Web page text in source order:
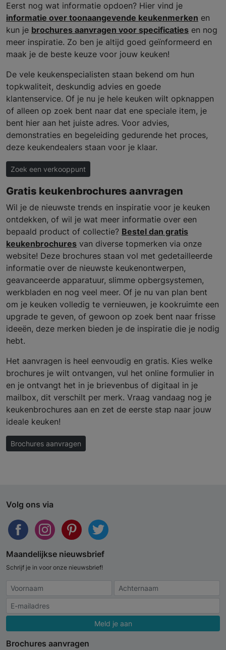
Eerst nog wat informatie opdoen? Hier vind je
informatie over toonaangevende keukenmerken en
kun je brochures aanvragen voor specificaties en nog
meer inspiratie. Zo ben je altijd goed geïnformeerd en
maak je de beste keuze voor jouw keuken!
De vele keukenspecialisten staan bekend om hun
topkwaliteit, deskundig advies en goede
klantenservice. Of je nu je hele keuken wilt opknappen
of alleen op zoek bent naar dat ene speciale item, je
bent hier aan het juiste adres. Voor advies,
demonstraties en begeleiding gedurende het proces,
deze keukendealers staan voor je klaar.
Zoek een verkooppunt
Gratis keukenbrochures aanvragen
Wil je de nieuwste trends en inspiratie voor je keuken
ontdekken, of wil je wat meer informatie over een
bepaald product of collectie? Bestel dan gratis
keukenbrochures van diverse topmerken via onze
website! Deze brochures staan vol met gedetailleerde
informatie over de nieuwste keukenontwerpen,
geavanceerde apparatuur, slimme opbergsystemen,
werkbladen en nog veel meer. Of je nu van plan bent
om je keuken volledig te vernieuwen, je kookruimte een
upgrade te geven, of gewoon op zoek bent naar frisse
ideeën, deze merken bieden je de inspiratie die je nodig
hebt.
Het aanvragen is heel eenvoudig en gratis. Kies welke
brochures je wilt ontvangen, vul het online formulier in
en je ontvangt het in je brievenbus of digitaal in je
mailbox, dit verschilt per merk. Vraag vandaag nog je
keukenbrochures aan en zet de eerste stap naar jouw
ideale keuken!
Brochures aanvragen
Volg ons via
Maandelijkse nieuwsbrief
Schrijf je in voor onze nieuwsbrief!
Meld je aan
Brochures aanvragen